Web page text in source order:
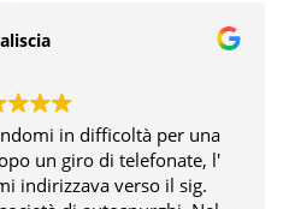
in difficoltà per una
un giro di telefonate, l'
indirizzava verso il sig.